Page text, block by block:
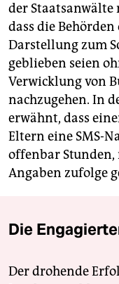
der Staatsanwälte
dass die
Darstellung zum
geblieben seien
Verwicklung von
nachzugehen. In
erwähnt, dass
Eltern eine SMS-
offenbar
Angaben zufolge
Die
Der drohende